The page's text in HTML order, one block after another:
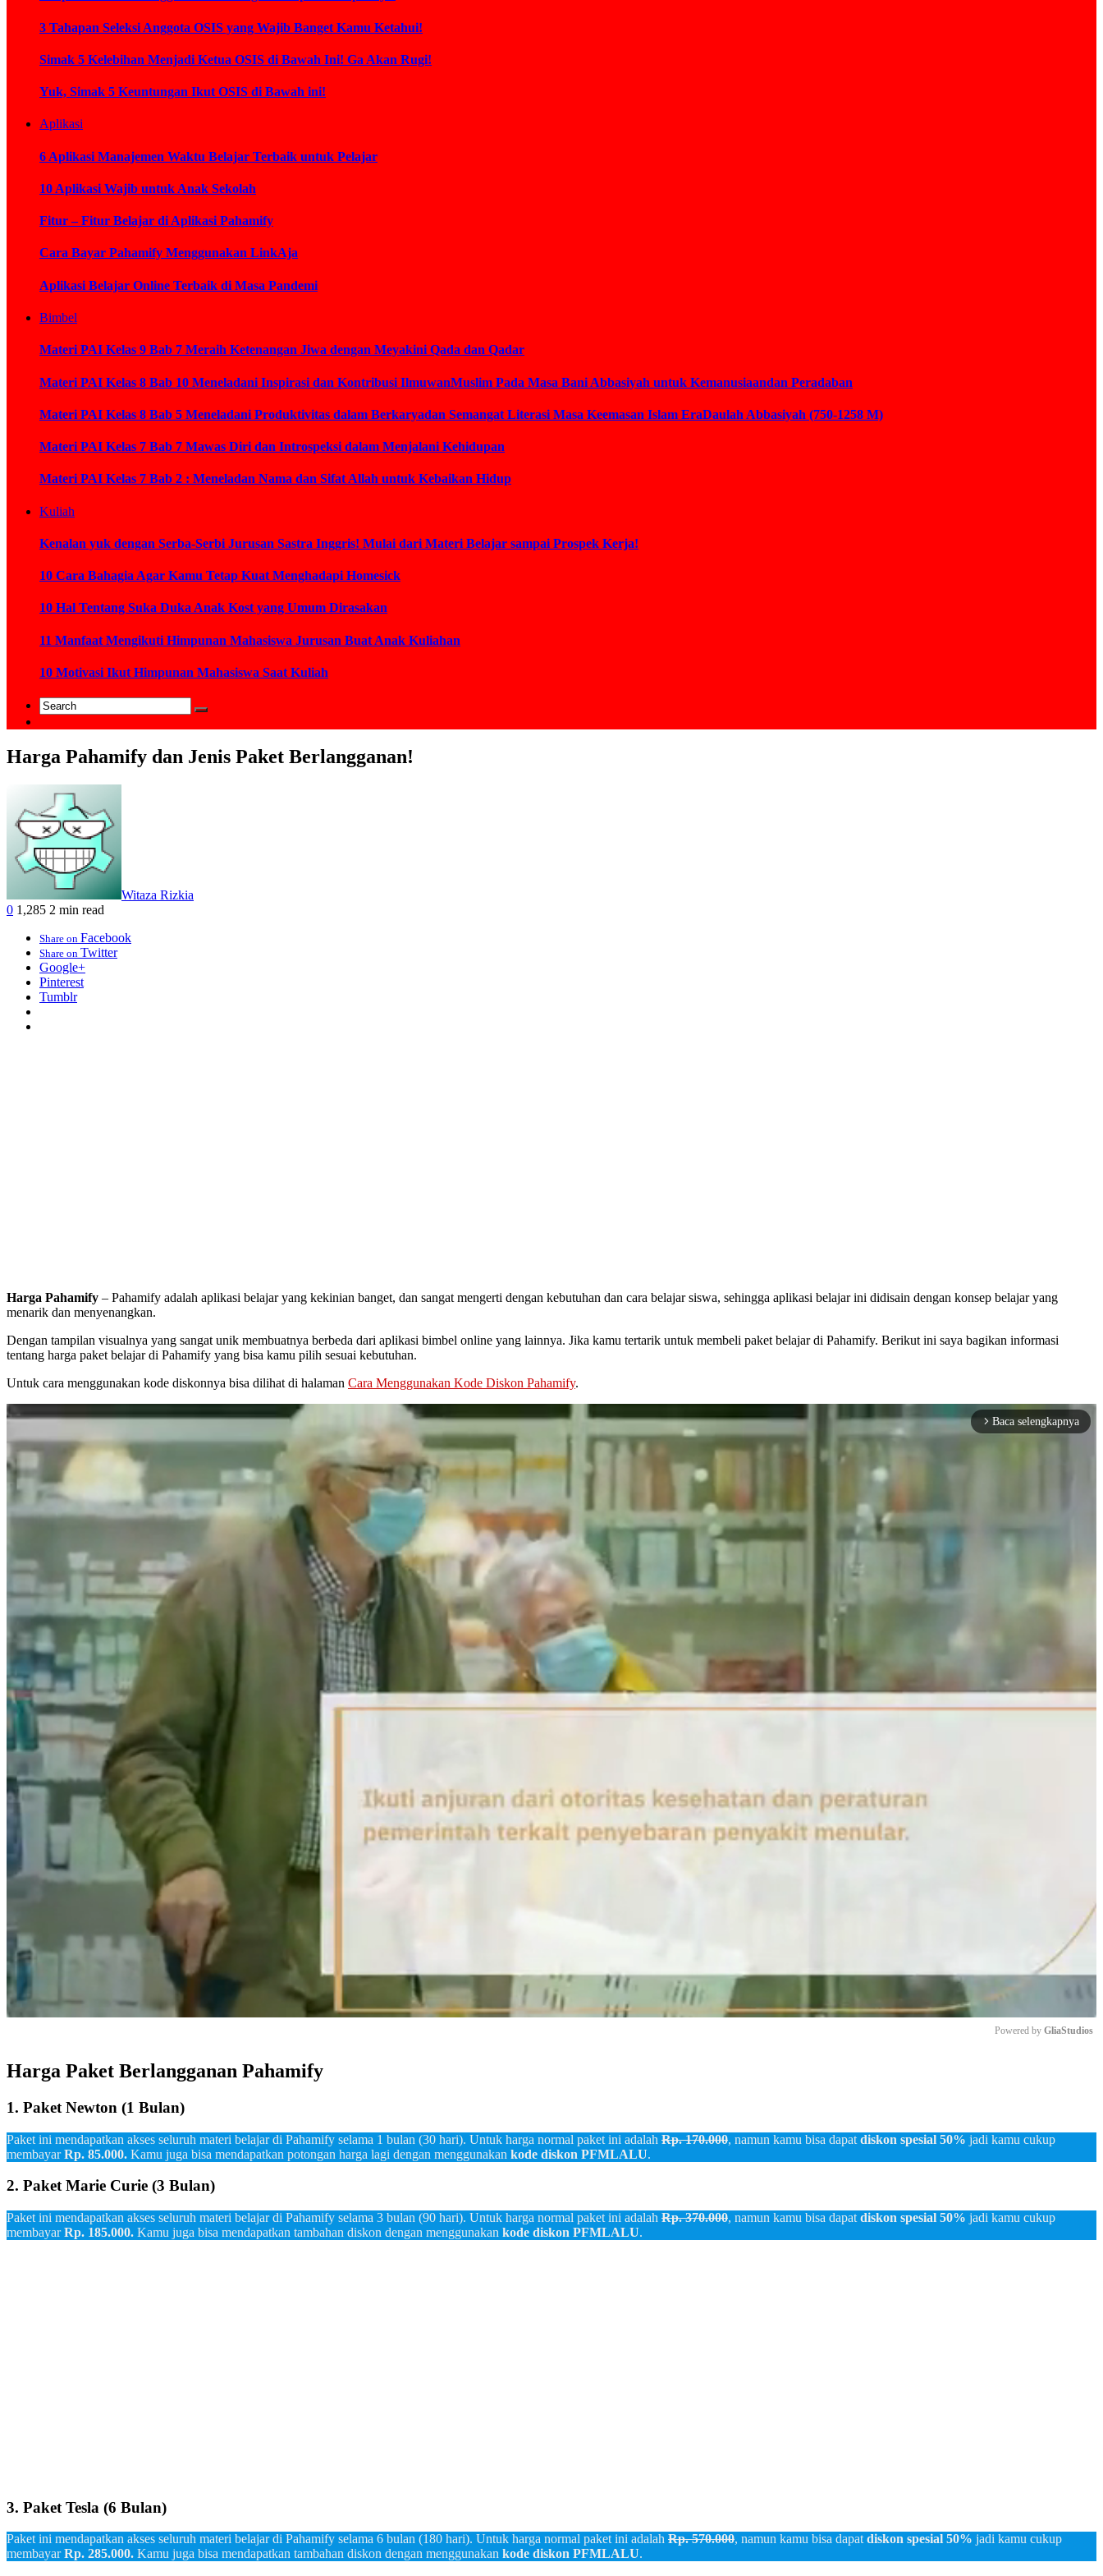
3 Tahapan Seleksi Anggota OSIS yang Wajib Banget Kamu Ketahui!
Simak 5 Kelebihan Menjadi Ketua OSIS di Bawah Ini! Ga Akan Rugi!
Yuk, Simak 5 Keuntungan Ikut OSIS di Bawah ini!
Aplikasi
6 Aplikasi Manajemen Waktu Belajar Terbaik untuk Pelajar
10 Aplikasi Wajib untuk Anak Sekolah
Fitur – Fitur Belajar di Aplikasi Pahamify
Cara Bayar Pahamify Menggunakan LinkAja
Aplikasi Belajar Online Terbaik di Masa Pandemi
Bimbel
Materi PAI Kelas 9 Bab 7 Meraih Ketenangan Jiwa dengan Meyakini Qada dan Qadar
Materi PAI Kelas 8 Bab 10 Meneladani Inspirasi dan Kontribusi IlmuwanMuslim Pada Masa Bani Abbasiyah untuk Kemanusiaandan Peradaban
Materi PAI Kelas 8 Bab 5 Meneladani Produktivitas dalam Berkaryadan Semangat Literasi Masa Keemasan Islam EraDaulah Abbasiyah (750-1258 M)
Materi PAI Kelas 7 Bab 7 Mawas Diri dan Introspeksi dalam Menjalani Kehidupan
Materi PAI Kelas 7 Bab 2 : Meneladan Nama dan Sifat Allah untuk Kebaikan Hidup
Kuliah
Kenalan yuk dengan Serba-Serbi Jurusan Sastra Inggris! Mulai dari Materi Belajar sampai Prospek Kerja!
10 Cara Bahagia Agar Kamu Tetap Kuat Menghadapi Homesick
10 Hal Tentang Suka Duka Anak Kost yang Umum Dirasakan
11 Manfaat Mengikuti Himpunan Mahasiswa Jurusan Buat Anak Kuliahan
10 Motivasi Ikut Himpunan Mahasiswa Saat Kuliah
Harga Pahamify dan Jenis Paket Berlangganan!
Witaza Rizkia
0 1,285 2 min read
Share on Facebook
Share on Twitter
Google+
Pinterest
Tumblr
Harga Pahamify – Pahamify adalah aplikasi belajar yang kekinian banget, dan sangat mengerti dengan kebutuhan dan cara belajar siswa, sehingga aplikasi belajar ini didisain dengan konsep belajar yang
menarik dan menyenangkan.
Dengan tampilan visualnya yang sangat unik membuatnya berbeda dari aplikasi bimbel online yang lainnya. Jika kamu tertarik untuk membeli paket belajar di Pahamify. Berikut ini saya bagikan informasi
tentang harga paket belajar di Pahamify yang bisa kamu pilih sesuai kebutuhan.
Untuk cara menggunakan kode diskonnya bisa dilihat di halaman Cara Menggunakan Kode Diskon Pahamify.
arrow_forward_ios Baca selengkapnya
Powered by GliaStudios
Harga Paket Berlangganan Pahamify
1. Paket Newton (1 Bulan)
Paket ini mendapatkan akses seluruh materi belajar di Pahamify selama 1 bulan (30 hari). Untuk harga normal paket ini adalah Rp. 170.000, namun kamu bisa dapat diskon spesial 50% jadi kamu cukup
membayarRp. 85.000. Kamu juga bisa mendapatkan potongan harga lagi dengan menggunakan kode diskon PFMLALU.
2. Paket Marie Curie (3 Bulan)
Paket ini mendapatkan akses seluruh materi belajar di Pahamify selama 3 bulan (90 hari). Untuk harga normal paket ini adalah Rp. 370.000, namun kamu bisa dapat diskon spesial 50% jadi kamu cukup
membayarRp. 185.000. Kamu juga bisa mendapatkan tambahan diskon dengan menggunakan kode diskon PFMLALU.
3. Paket Tesla (6 Bulan)
Paket ini mendapatkan akses seluruh materi belajar di Pahamify selama 6 bulan (180 hari). Untuk harga normal paket ini adalah Rp. 570.000, namun kamu bisa dapatdiskon spesial 50% jadi kamu cukup
membayarRp. 285.000. Kamu juga bisa mendapatkan tambahan diskon dengan menggunakan kode diskon PFMLALU.